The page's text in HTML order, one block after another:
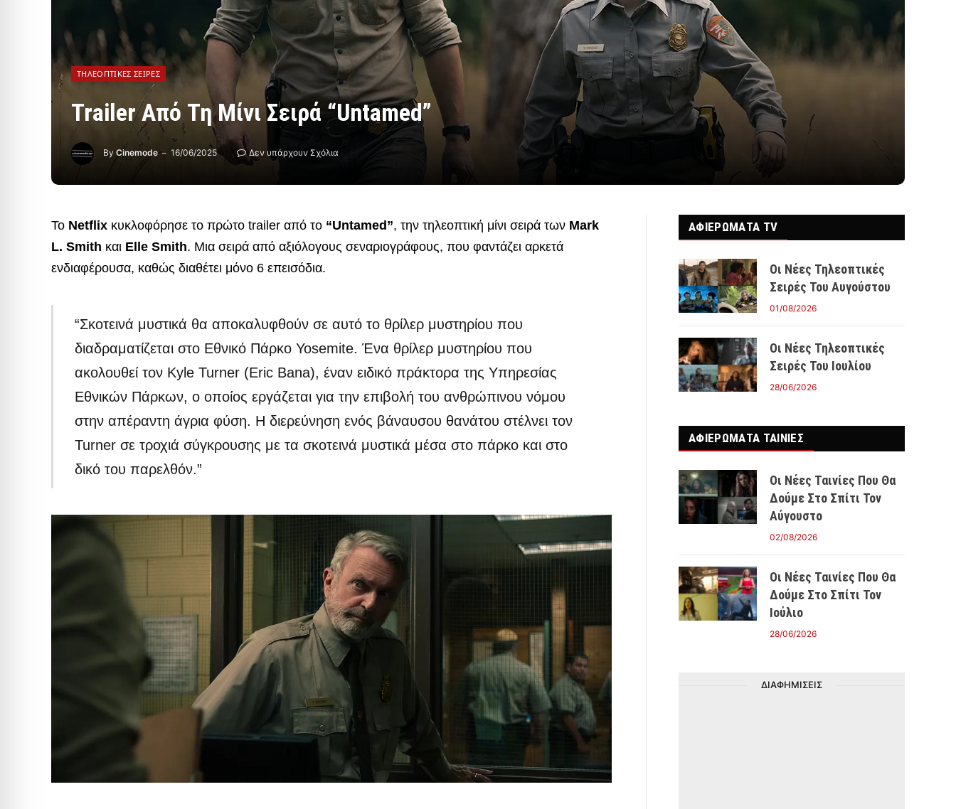
ΤΗΛΕΟΠΤΙΚΈΣ ΣΕΙΡΈΣ
Trailer Από Τη Μίνι Σειρά “Untamed”
By Cinemode 16/06/2025 Δεν υπάρχουν Σχόλια
Το Netflix κυκλοφόρησε το πρώτο trailer από το “Untamed”, την τηλεοπτική μίνι σειρά των Mark
L. Smith και Elle Smith. Μια σειρά από αξιόλογους σεναριογράφους, που φαντάζει αρκετά
ενδιαφέρουσα, καθώς διαθέτει μόνο 6 επεισόδια.
“Σκοτεινά μυστικά θα αποκαλυφθούν σε αυτό το θρίλερ μυστηρίου που
διαδραματίζεται στο Εθνικό Πάρκο Yosemite. Ένα θρίλερ μυστηρίου που
ακολουθεί τον Kyle Turner (Eric Bana), έναν ειδικό πράκτορα της Υπηρεσίας
Εθνικών Πάρκων, ο οποίος εργάζεται για την επιβολή του ανθρώπινου νόμου
στην απέραντη άγρια ​​φύση. Η διερεύνηση ενός βάναυσου θανάτου στέλνει τον
Turner σε τροχιά σύγκρουσης με τα σκοτεινά μυστικά μέσα στο πάρκο και στο
δικό του παρελθόν.”
ΑΦΙΕΡΩΜΑΤΑ TV
Οι Νέες Τηλεοπτικές
Σειρές Του Αυγούστου
01/08/2026
Οι Νέες Τηλεοπτικές
Σειρές Του Ιουλίου
28/06/2026
ΑΦΙΕΡΩΜΑΤΑ ΤΑΙΝΊΕΣ
Οι Νέες Ταινίες Που Θα
Δούμε Στο Σπίτι Τον
Αύγουστο
02/08/2026
Οι Νέες Ταινίες Που Θα
Δούμε Στο Σπίτι Τον
Ιούλιο
28/06/2026
ΔΙΑΦΗΜΙΣΕΙΣ